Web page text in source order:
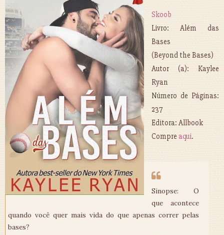
Skoob
Livro: Além das
Bases
(Beyond the Bases)
Autor (a): Kaylee
Ryan
Número de Páginas:
237
Editora: Allbook
Compreaqui.
Sinopse: O
que acontece
quando você quer mais vida do que apenas correr pelas
bases?